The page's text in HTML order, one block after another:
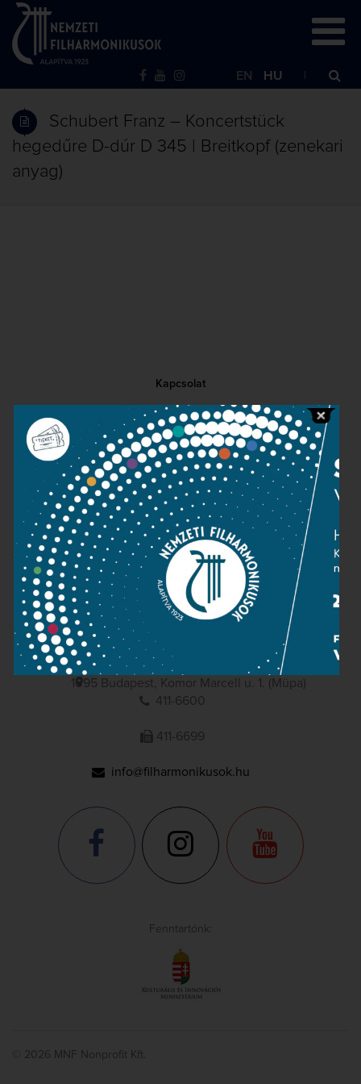
EN HU
Schubert Franz – Koncertstück
hegedűre D-dúr D 345 | Breitkopf (zenekari
anyag)
Kapcsolat
Közérdekű adatok
Sajtószoba
Adatvédelem
Impresszum
NEMZETI
FILHARMONIKUSOK
1095 Budapest, Komor Marcell u. 1. (Müpa)
411-6600
411-6699
info@filharmonikusok.hu
Fenntartónk:
© 2026 MNF Nonprofit Kft.